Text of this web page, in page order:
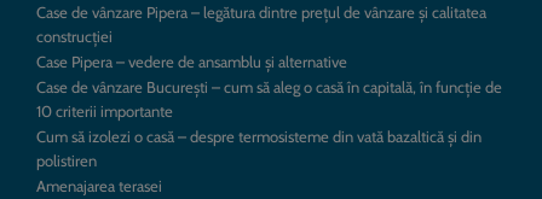
Case de vânzare Pipera – legătura dintre prețul de vânzare și calitatea
construcției
Case Pipera – vedere de ansamblu și alternative
Case de vânzare București – cum să aleg o casă în capitală, în funcție de
10 criterii importante
Cum să izolezi o casă – despre termosisteme din vată bazaltică și din
polistiren
Amenajarea terasei